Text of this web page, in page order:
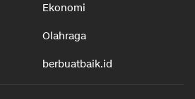
Ekonomi
Olahraga
berbuatbaik.id